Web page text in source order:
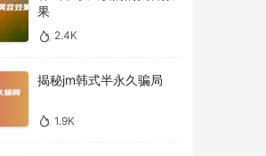
果
2.4K
揭秘jm韩式半永久骗局
1.9K